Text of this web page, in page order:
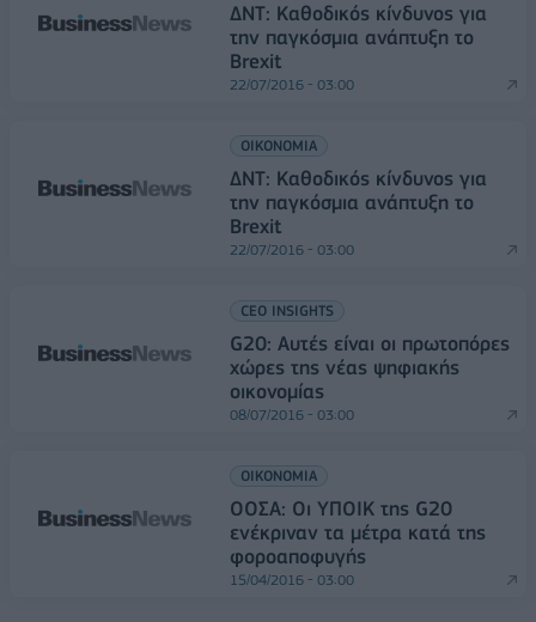
ΔΝΤ: Καθοδικός κίνδυνος για
την παγκόσμια ανάπτυξη το
Brexit
22/07/2016 - 03:00
ΟΙΚΟΝΟΜΙΑ
ΔΝΤ: Καθοδικός κίνδυνος για
την παγκόσμια ανάπτυξη το
Brexit
22/07/2016 - 03:00
CEO INSIGHTS
G20: Αυτές είναι οι πρωτοπόρες
χώρες της νέας ψηφιακής
οικονομίας
08/07/2016 - 03:00
ΟΙΚΟΝΟΜΙΑ
OOΣΑ: Οι ΥΠΟΙΚ της G20
ενέκριναν τα μέτρα κατά της
φοροαποφυγής
15/04/2016 - 03:00